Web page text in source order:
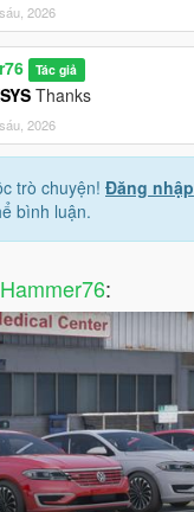
2026
Tác giả
Thanks
2026
trò chuyện! Đăng nhập
bình luận.
Hammer76: